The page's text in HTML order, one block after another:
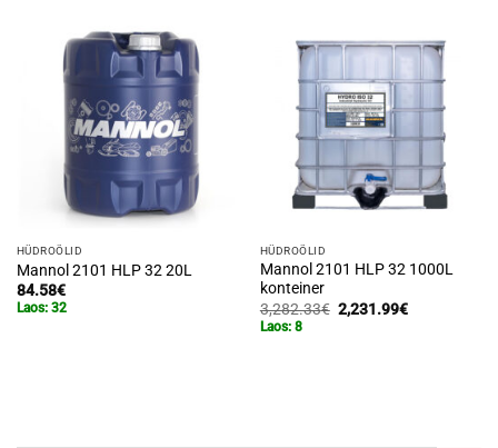
HÜDROÕLID
Mannol 2101 HLP 32 20L
84.58€
Laos: 32
HÜDROÕLID
Mannol 2101 HLP 32 1000L
konteiner
3,282.33€ Algne
hind
2,231.99€Praegune
Laos: 8